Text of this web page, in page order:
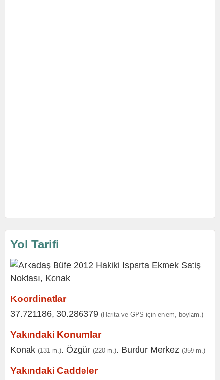
Yol Tarifi
Koordinatlar
37.721186, 30.286379 (Harita ve GPS için enlem, boylam.)
Yakındaki Konumlar
Konak (131 m.), Özgür (220 m.), Burdur Merkez (359 m.)
Yakındaki Caddeler